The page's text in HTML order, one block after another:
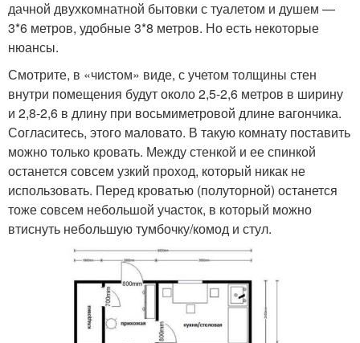
дачной двухкомнатной бытовки с туалетом и душем —
3*6 метров, удобные 3*8 метров. Но есть некоторые
нюансы.
Смотрите, в «чистом» виде, с учетом толщины стен
внутри помещения будут около 2,5-2,6 метров в ширину
и 2,8-2,6 в длину при восьмиметровой длине вагончика.
Согласитесь, этого маловато. В такую комнату поставить
можно только кровать. Между стенкой и ее спинкой
останется совсем узкий проход, который никак не
использовать. Перед кроватью (полуторной) останется
тоже совсем небольшой участок, в который можно
втиснуть небольшую тумбочку/комод и стул.